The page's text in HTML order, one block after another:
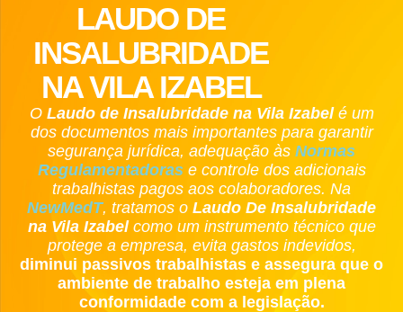
LAUDO DE
INSALUBRIDADE
NA VILA IZABEL
O Laudo de Insalubridade na Vila Izabelé um
dos documentos mais importantes para garantir
segurança jurídica, adequação às Normas
Regulamentadorase controle dos adicionais
trabalhistas pagos aos colaboradores. Na
NewMedT, tratamos o Laudo De Insalubridade
na Vila Izabelcomo um instrumento técnico que
protege a empresa, evita gastos indevidos,
diminui passivos trabalhistas e assegura que o
ambiente de trabalho esteja em plena
conformidade com a legislação.